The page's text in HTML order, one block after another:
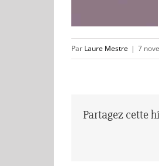
Par Laure Mestre | 7
Partagez cette